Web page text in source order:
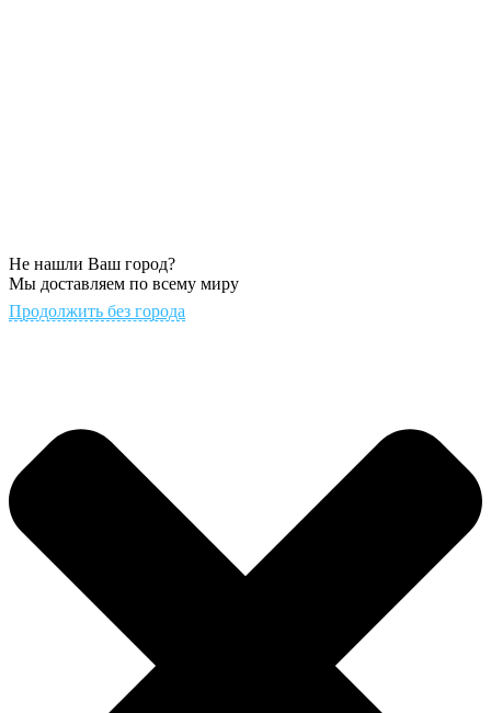
Не нашли Ваш город?
Мы доставляем по всему миру
Продолжить без города